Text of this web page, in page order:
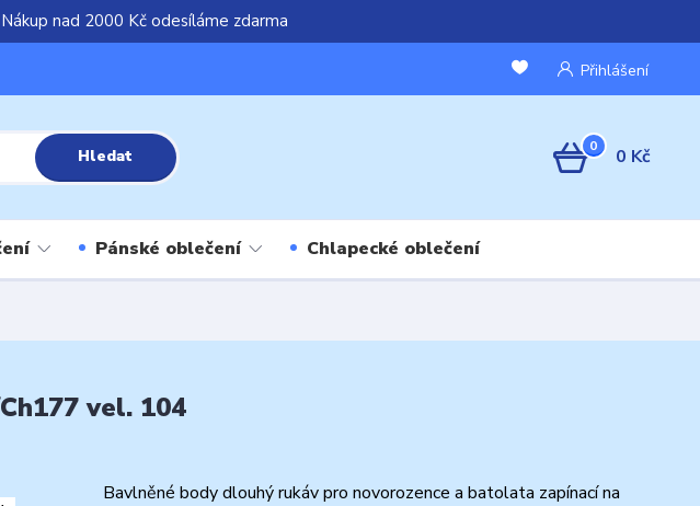
nad 2000 Kč odesíláme zdarma
Přihlášení
Hledat 0 0 Kč
Pánské oblečení Chlapecké oblečení
vel. 104
Bavlněné body dlouhý rukáv pro novorozence a batolata zapínací na